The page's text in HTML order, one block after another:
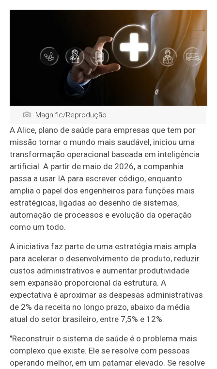
Magnific/Reprodução
A Alice, plano de saúde para empresas que tem por
missão tornar o mundo mais saudável, iniciou uma
transformação operacional baseada em inteligência
artificial. A partir de maio de 2026, a companhia
passa a usar IA para escrever código, enquanto
amplia o papel dos engenheiros para funções mais
estratégicas, ligadas ao desenho de sistemas,
automação de processos e evolução da operação
como um todo.
A iniciativa faz parte de uma estratégia mais ampla
para acelerar o desenvolvimento de produto, reduzir
custos administrativos e aumentar produtividade
sem expansão proporcional da estrutura. A
expectativa é aproximar as despesas administrativas
de 2% da receita no longo prazo, abaixo da média
atual do setor brasileiro, entre 7,5% e 12%.
"Reconstruir o sistema de saúde é o problema mais
complexo que existe. Ele se resolve com pessoas
operando melhor, em um patamar elevado. Se resolve